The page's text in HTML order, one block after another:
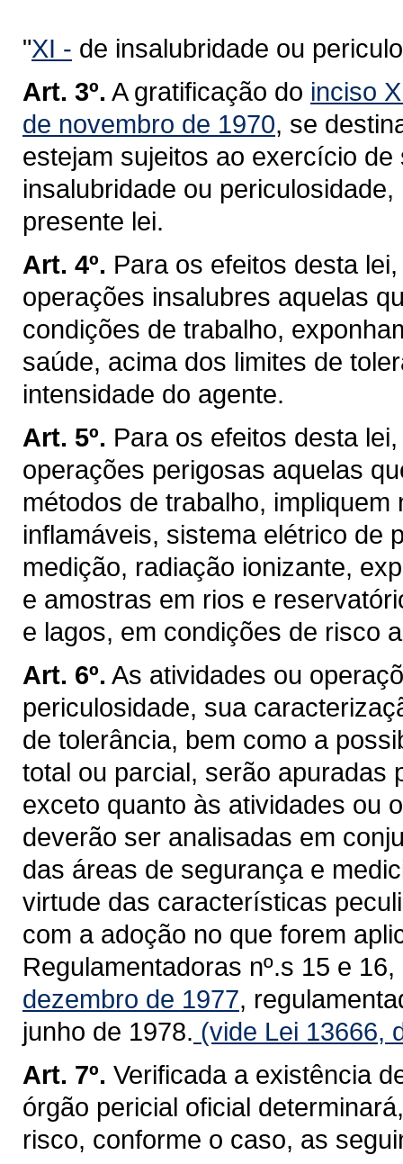
"XI - de insalubridade ou
Art. 3º. A gratificação do inciso
de novembro de 1970, se
estejam sujeitos ao exercício
insalubridade ou
presente lei.
Art. 4º. Para os efeitos desta
operações insalubres aquelas
condições de trabalho,
saúde, acima dos limites de
intensidade do agente.
Art. 5º. Para os efeitos desta
operações perigosas aquelas
métodos de trabalho,
inflamáveis, sistema elétrico de
medição, radiação ionizante,
e amostras em rios e
e lagos, em condições de risco
Art. 6º. As atividades ou
periculosidade, sua
de tolerância, bem como a
total ou parcial, serão apuradas
exceto quanto às atividades ou
deverão ser analisadas em
das áreas de segurança e
virtude das características
com a adoção no que forem
Regulamentadoras nº.s 15 e
dezembro de 1977,
junho de 1978. (vide Lei 13666,
Art. 7º. Verificada a existência
órgão pericial oficial
risco, conforme o caso, as